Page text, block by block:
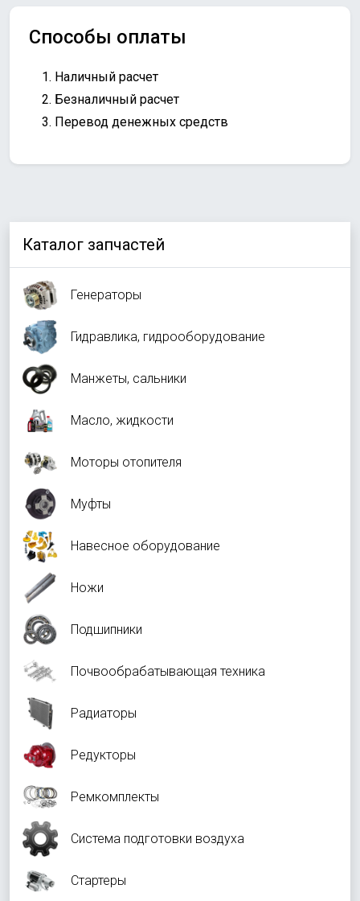
Каталог запчастей
Генераторы
Гидравлика, гидрооборудование
Манжеты, сальники
Масло, жидкости
Моторы отопителя
Муфты
Навесное оборудование
Ножи
Подшипники
Почвообрабатывающая техника
Радиаторы
Редукторы
Ремкомплекты
Система подготовки воздуха
Стартеры
Способы оплаты
Наличный расчет
Безналичный расчет
Перевод денежных средств